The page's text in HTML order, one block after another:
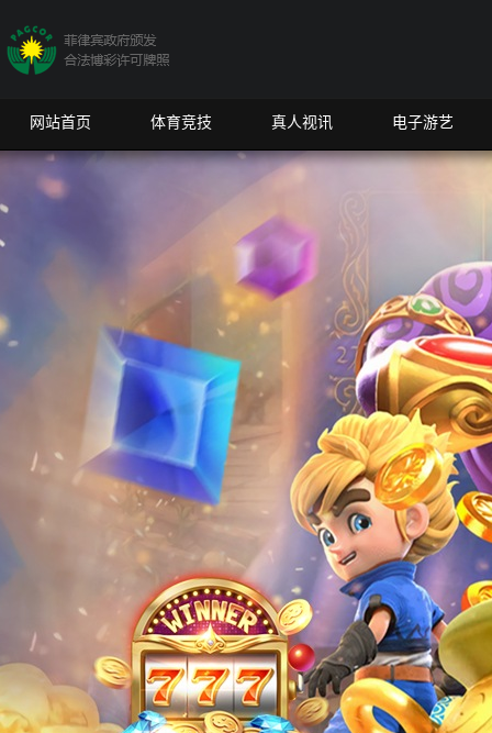
网站首页 体育竞技 真人视讯 电子游艺